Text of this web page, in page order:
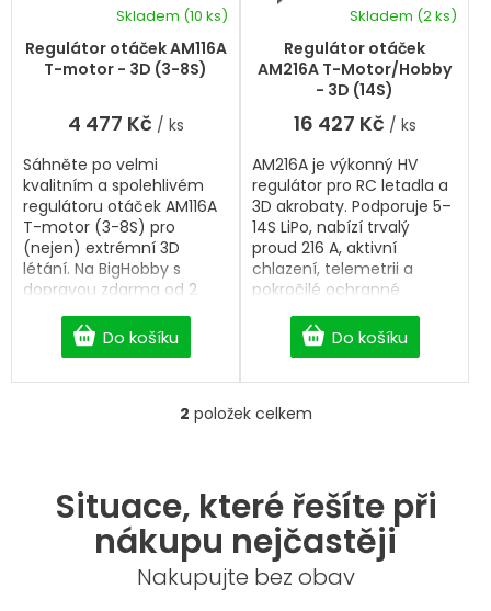
Regulátor otáček AM116A
T-motor - 3D (3-8S)
Skladem (10 ks)
4 477 Kč / ks
Do košíku
Sáhněte po velmi
kvalitním a spolehlivém
regulátoru otáček AM116A
T-motor (3-8S) pro
(nejen) extrémní 3D
létání. Na BigHobby s
dopravou zdarma od 2
Regulátor otáček
AM216A T-Motor/Hobby
- 3D (14S)
Skladem (2 ks)
16 427 Kč / ks
Do košíku
AM216A je výkonný HV
regulátor pro RC letadla a
3D akrobaty. Podporuje 5–
14S LiPo, nabízí trvalý
proud 216 A, aktivní
chlazení, telemetrii a
pokročilé ochranné
výkon a spolehlivost.
O
d
a
c
í
p
2 položek celkem
Situace, které řešíte při
nákupu nejčastěji
Nakupujte bez obav